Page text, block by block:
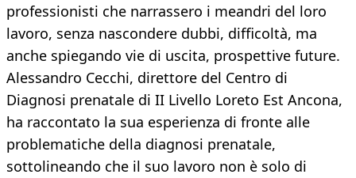
professionisti che narrassero i meandri del loro
lavoro, senza nascondere dubbi, difficoltà, ma
anche spiegando vie di uscita, prospettive future.
Alessandro Cecchi, direttore del Centro di
Diagnosi prenatale di II Livello Loreto Est Ancona,
ha raccontato la sua esperienza di fronte alle
problematiche della diagnosi prenatale,
sottolineando che il suo lavoro non è solo di